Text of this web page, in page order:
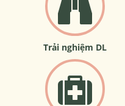
Trải nghiệm DL